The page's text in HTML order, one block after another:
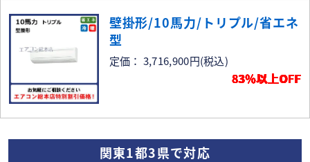
壁掛形/10馬力/トリプル/省エネ
型
定価： 3,716,900円(税込)
83％以上OFF
関東1都3県で対応